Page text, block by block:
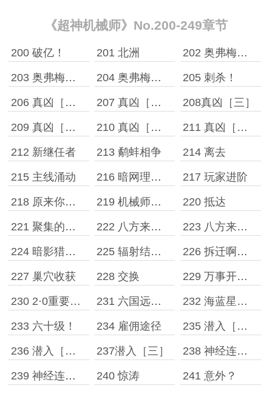
《超神机械师》No.200-249章节
200 破亿！ 201 北洲 202 奥弗梅拉［一］
203 奥弗梅拉［二］ 204 奥弗梅拉［三］ 205 刺杀！
206 真凶［一］ 207 真凶［二］ 208真凶［三］
209 真凶［四］ 210 真凶［五］ 211 真凶［六］
212 新继任者 213 鹬蚌相争 214 离去
215 主线涌动 216 暗网理事，第三避难所 217 玩家进阶
218 原来你是这样的黑幽灵 219 机械师的暴力！ 220 抵达
221 聚集的玩家 222 八方来人！［上］ 223 八方来人！［下］
224 暗影猎食蝰 225 辐射结晶体 226 拆迁啊？！
227 巢穴收获 228 交换 229 万事开头难
230 2·0重要人物，药剂师一叶青 231 六国远征！ 232 海蓝星战争！
233 六十级！ 234 雇佣途径 235 潜入［一］
236 潜入［二］ 237潜入［三］ 238 神经连接［上］
239 神经连接［下］ 240 惊涛 241 意外？